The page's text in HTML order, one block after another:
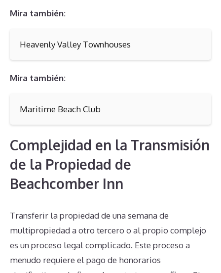
Mira también:
Heavenly Valley Townhouses
Mira también:
Maritime Beach Club
Complejidad en la Transmisión
de la Propiedad de
Beachcomber Inn
Transferir la propiedad de una semana de
multipropiedad a otro tercero o al propio complejo
es un proceso legal complicado. Este proceso a
menudo requiere el pago de honorarios